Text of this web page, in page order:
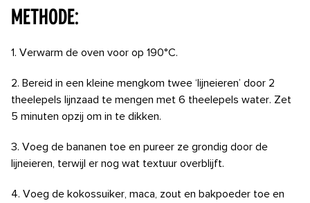
METHODE:
1. Verwarm de oven voor op 190°C.
2. Bereid in een kleine mengkom twee ‘lijneieren’ door 2
theelepels lijnzaad te mengen met 6 theelepels water. Zet
5 minuten opzij om in te dikken.
3. Voeg de bananen toe en pureer ze grondig door de
lijneieren, terwijl er nog wat textuur overblijft.
4. Voeg de kokossuiker, maca, zout en bakpoeder toe en